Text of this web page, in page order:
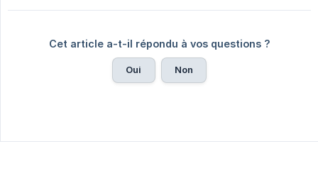
Cet article a-t-il répondu à vos questions ?
Oui Non